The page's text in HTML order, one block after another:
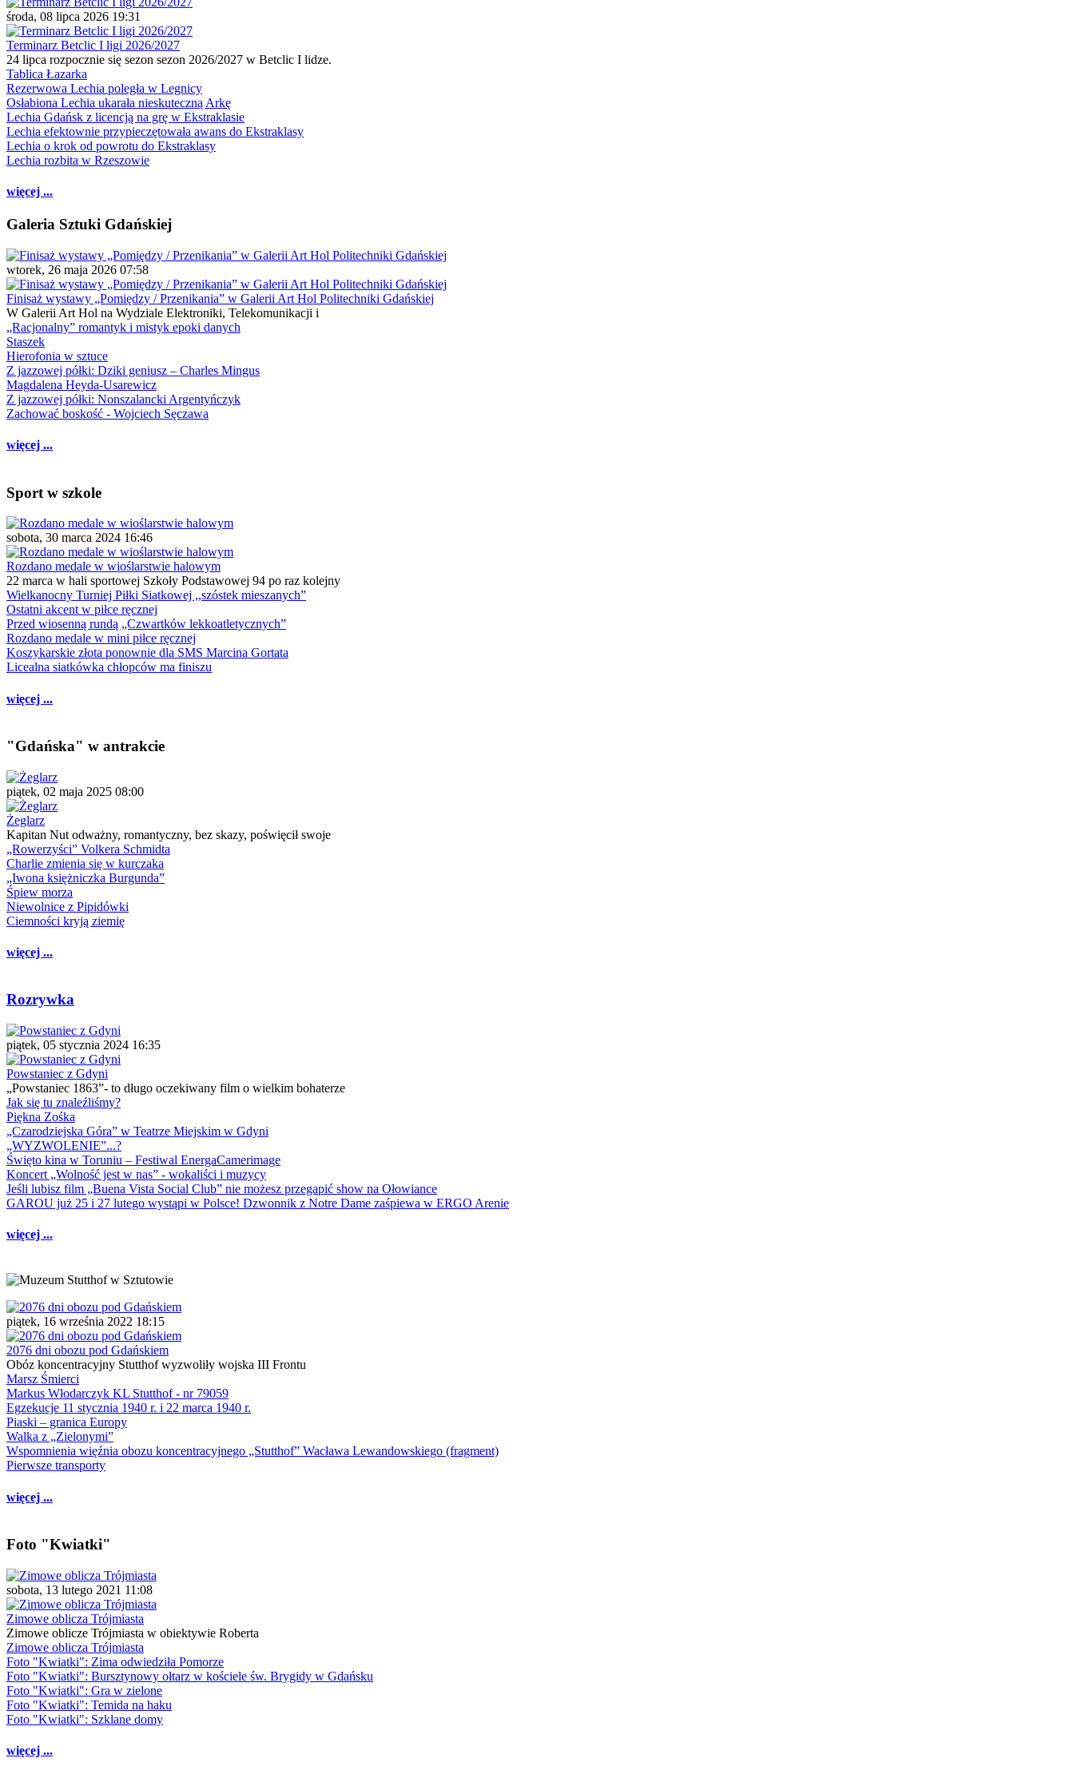
środa, 08 lipca 2026 19:31
Terminarz Betclic I ligi 2026/2027
24 lipca rozpocznie się sezon sezon 2026/2027 w Betclic I lidze.
Tablica Łazarka
Rezerwowa Lechia poległa w Legnicy
Osłabiona Lechia ukarała nieskuteczną Arkę
Lechia Gdańsk z licencją na grę w Ekstraklasie
Lechia efektownie przypieczętowała awans do Ekstraklasy
Lechia o krok od powrotu do Ekstraklasy
Lechia rozbita w Rzeszowie
więcej ...
Galeria Sztuki Gdańskiej
wtorek, 26 maja 2026 07:58
Finisaż wystawy „Pomiędzy / Przenikania” w Galerii Art Hol Politechniki Gdańskiej
W Galerii Art Hol na Wydziale Elektroniki, Telekomunikacji i
„Racjonalny” romantyk i mistyk epoki danych
Staszek
Hierofonia w sztuce
Z jazzowej półki: Dziki geniusz – Charles Mingus
Magdalena Heyda-Usarewicz
Z jazzowej półki: Nonszalancki Argentyńczyk
Zachować boskość - Wojciech Sęczawa
więcej ...
Sport w szkole
sobota, 30 marca 2024 16:46
Rozdano medale w wioślarstwie halowym
22 marca w hali sportowej Szkoły Podstawowej 94 po raz kolejny
Wielkanocny Turniej Piłki Siatkowej ,,szóstek mieszanych”
Ostatni akcent w piłce ręcznej
Przed wiosenną rundą „Czwartków lekkoatletycznych”
Rozdano medale w mini piłce ręcznej
Koszykarskie złota ponownie dla SMS Marcina Gortata
Licealna siatkówka chłopców ma finiszu
więcej ...
"Gdańska" w antrakcie
piątek, 02 maja 2025 08:00
Żeglarz
Kapitan Nut odważny, romantyczny, bez skazy, poświęcił swoje
„Rowerzyści” Volkera Schmidta
Charlie zmienia się w kurczaka
„Iwona księżniczka Burgunda”
Śpiew morza
Niewolnice z Pipidówki
Ciemności kryją ziemię
więcej ...
Rozrywka
piątek, 05 stycznia 2024 16:35
Powstaniec z Gdyni
„Powstaniec 1863”- to długo oczekiwany film o wielkim bohaterze
Jak się tu znaleźliśmy?
Piękna Zośka
„Czarodziejska Góra” w Teatrze Miejskim w Gdyni
„WYZWOLENIE”...?
Święto kina w Toruniu – Festiwal EnergaCamerimage
Koncert „Wolność jest w nas” - wokaliści i muzycy
Jeśli lubisz film „Buena Vista Social Club” nie możesz przegapić show na Ołowiance
GAROU już 25 i 27 lutego wystąpi w Polsce! Dzwonnik z Notre Dame zaśpiewa w ERGO Arenie
więcej ...
piątek, 16 września 2022 18:15
2076 dni obozu pod Gdańskiem
Obóz koncentracyjny Stutthof wyzwoliły wojska III Frontu
Marsz Śmierci
Markus Włodarczyk KL Stutthof - nr 79059
Egzekucje 11 stycznia 1940 r. i 22 marca 1940 r.
Piaski – granica Europy
Walka z „Zielonymi”
Wspomnienia więźnia obozu koncentracyjnego „Stutthof” Wacława Lewandowskiego (fragment)
Pierwsze transporty
więcej ...
Foto "Kwiatki"
sobota, 13 lutego 2021 11:08
Zimowe oblicza Trójmiasta
Zimowe oblicze Trójmiasta w obiektywie Roberta
Zimowe oblicza Trójmiasta
Foto "Kwiatki": Zima odwiedziła Pomorze
Foto "Kwiatki": Bursztynowy ołtarz w kościele św. Brygidy w Gdańsku
Foto "Kwiatki": Gra w zielone
Foto "Kwiatki": Temida na haku
Foto "Kwiatki": Szklane domy
więcej ...